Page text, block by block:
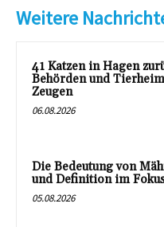
Weitere
41 Katzen in Hagen
Behörden und
Zeugen
06.08.2026
Die Bedeutung von
und Definition im
05.08.2026